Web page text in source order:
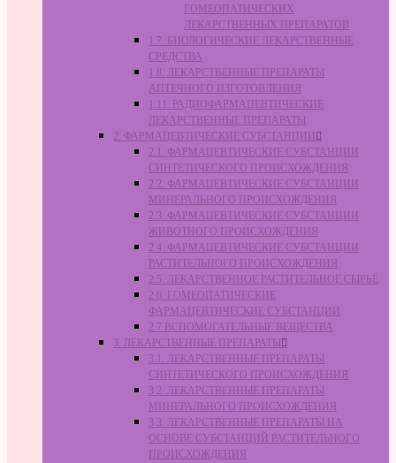
ГОМЕОПАТИЧЕСКИХ
ЛЕКАРСТВЕННЫХ ПРЕПАРАТОВ
1.7. БИОЛОГИЧЕСКИЕ ЛЕКАРСТВЕННЫЕ
СРЕДСТВА
1.8. ЛЕКАРСТВЕННЫЕ ПРЕПАРАТЫ
АПТЕЧНОГО ИЗГОТОВЛЕНИЯ
1.11. РАДИОФАРМАЦЕВТИЧЕСКИЕ
ЛЕКАРСТВЕННЫЕ ПРЕПАРАТЫ
2. ФАРМАЦЕВТИЧЕСКИЕ СУБСТАНЦИИ
2.1. ФАРМАЦЕВТИЧЕСКИЕ СУБСТАНЦИИ
СИНТЕТИЧЕСКОГО ПРОИСХОЖДЕНИЯ
2.2. ФАРМАЦЕВТИЧЕСКИЕ СУБСТАНЦИИ
МИНЕРАЛЬНОГО ПРОИСХОЖДЕНИЯ
2.3. ФАРМАЦЕВТИЧЕСКИЕ СУБСТАНЦИИ
ЖИВОТНОГО ПРОИСХОЖДЕНИЯ
2.4. ФАРМАЦЕВТИЧЕСКИЕ СУБСТАНЦИИ
РАСТИТЕЛЬНОГО ПРОИСХОЖДЕНИЯ
2.5. ЛЕКАРСТВЕННОЕ РАСТИТЕЛЬНОЕ СЫРЬЁ
2.6. ГОМЕОПАТИЧЕСКИЕ
ФАРМАЦЕВТИЧЕСКИЕ СУБСТАНЦИИ
2.7 ВСПОМОГАТЕЛЬНЫЕ ВЕЩЕСТВА
3. ЛЕКАРСТВЕННЫЕ ПРЕПАРАТЫ
3.1. ЛЕКАРСТВЕННЫЕ ПРЕПАРАТЫ
СИНТЕТИЧЕСКОГО ПРОИСХОЖДЕНИЯ
3.2. ЛЕКАРСТВЕННЫЕ ПРЕПАРАТЫ
МИНЕРАЛЬНОГО ПРОИСХОЖДЕНИЯ
3.3. ЛЕКАРСТВЕННЫЕ ПРЕПАРАТЫ НА
ОСНОВЕ СУБСТАНЦИЙ РАСТИТЕЛЬНОГО
ПРОИСХОЖДЕНИЯ